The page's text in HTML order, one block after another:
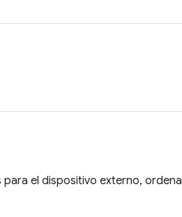
el dispositivo externo,